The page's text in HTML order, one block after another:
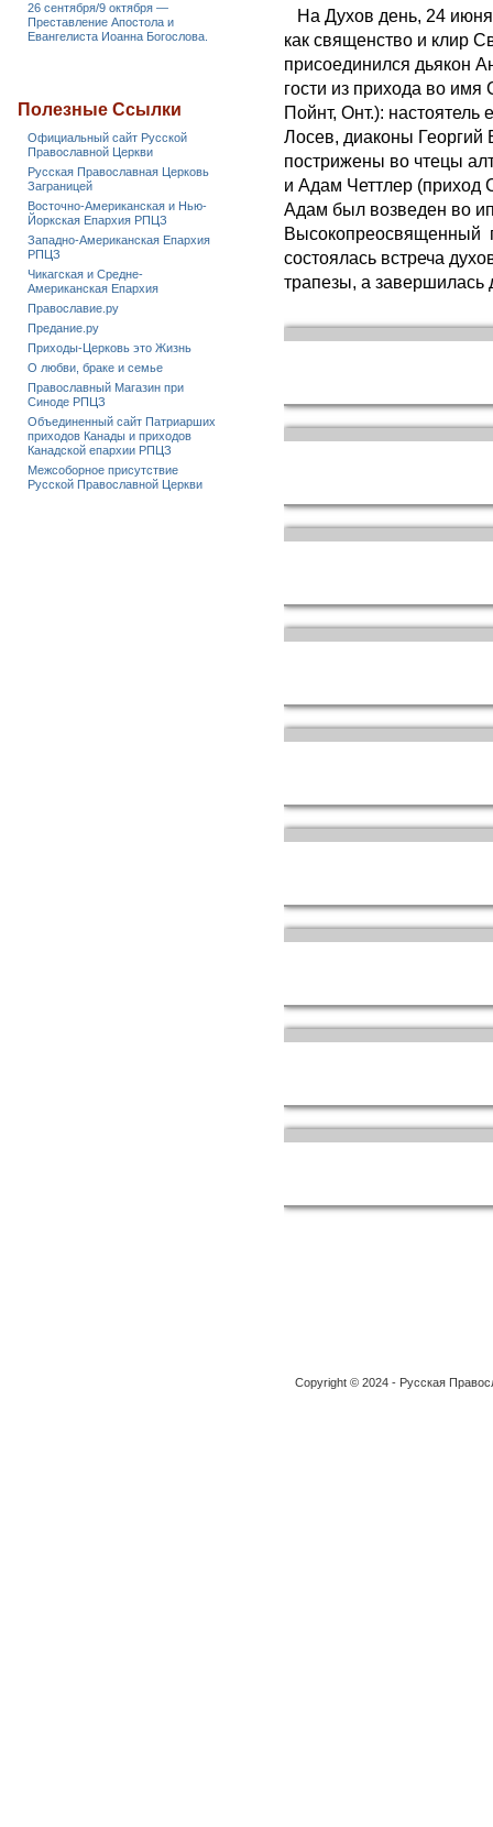
На Духов день, 24
как священство и клир
присоединился дьякон
гости из прихода во
Пойнт, Онт.):
Лосев, диаконы
пострижены во чтецы
и Адам Четтлер (приход
Адам был возведен во
Высокопреосвященный
состоялась встреча
трапезы, а
26 сентября/9 октября —
Преставление Апостола и
Евангелиста Иоанна Богослова.
Полезные Ссылки
Официальный сайт Русской
Православной Церкви
Русская Православная Церковь
Заграницей
Восточно-Американская и Нью-
Йоркская Епархия РПЦЗ
Западно-Американская Епархия
РПЦЗ
Чикагская и Средне-
Американская Епархия
Православие.ру
Предание.ру
Приходы-Церковь это Жизнь
О любви, браке и семье
Православный Магазин при
Синоде РПЦЗ
Объединенный сайт Патриарших
приходов Канады и приходов
Канадской епархии РПЦЗ
Межсоборное присутствие
Русской Православной Церкви
Copyright © 2024 - Русская